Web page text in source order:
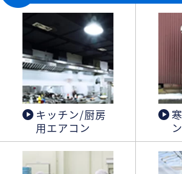
キッチン/厨房
用エアコン
ン